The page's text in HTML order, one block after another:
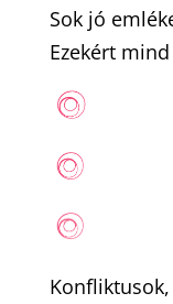
Sok jó
Ezekért